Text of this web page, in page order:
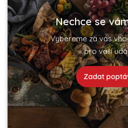
Nechce se
Vybereme za vás
pro vaší
Zadat